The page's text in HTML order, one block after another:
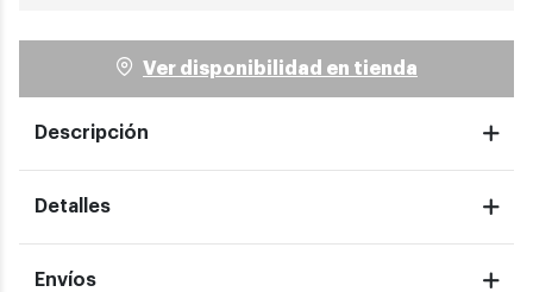
Ver disponibilidad en tienda
Descripción
Detalles
Envíos